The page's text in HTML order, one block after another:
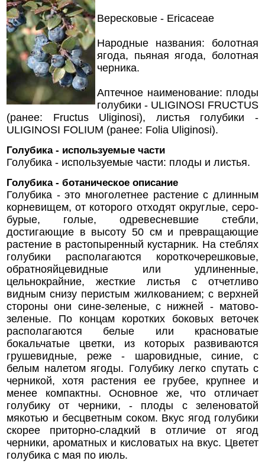
Вересковые - Ericaceae
Народные названия: болотная
ягода, пьяная ягода, болотная
черника.
Аптечное наименование: плоды
голубики - ULIGINOSI FRUCTUS
(ранее: Fructus Uliginosi), листья голубики -
ULIGINOSI FOLIUM (ранее: Folia Uliginosi).
Голубика - используемые части
Голубика - используемые части: плоды и листья.
Голубика - ботаническое описание
Голубика - это многолетнее растение с длинным
корневищем, от которого отходят округлые, серо-
бурые, голые, одревесневшие стебли,
достигающие в высоту 50 см и превращающие
растение в растопыренный кустарник. На стеблях
голубики располагаются короткочерешковые,
обратнояйцевидные или удлиненные,
цельнокрайние, жесткие листья с отчетливо
видным снизу перистым жилкованием; с верхней
стороны они сине-зеленые, с нижней - матово-
зеленые. По концам коротких боковых веточек
располагаются белые или красноватые
бокальчатые цветки, из которых развиваются
грушевидные, реже - шаровидные, синие, с
белым налетом ягоды. Голубику легко спутать с
черникой, хотя растения ее грубее, крупнее и
менее компактны. Основное же, что отличает
голубику от черники, - плоды с зеленоватой
мякотью и бесцветным соком. Вкус ягод голубики
скорее приторно-сладкий в отличие от ягод
черники, ароматных и кисловатых на вкус. Цветет
голубика с мая по июль.